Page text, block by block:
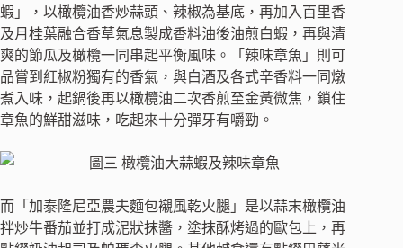
蝦」，以橄欖油香炒蒜頭、辣椒為基底，再加入百里香
及月桂葉融合香草氣息製成香料油後油煎白蝦，再與清
爽的節瓜及橄欖一同串起平衡風味。「辣味章魚」則可
品嘗到紅椒粉獨有的香氣，與白酒及各式辛香料一同燉
煮入味，起鍋後再以橄欖油二次香煎至金黃微焦，鎖住
章魚的鮮甜滋味，吃起來十分彈牙有嚼勁。
而「加泰隆尼亞農夫麵包襯風乾火腿」是以蒜末橄欖油
拌炒牛番茄並打成泥狀抹醬，塗抹酥烤過的歐包上，再